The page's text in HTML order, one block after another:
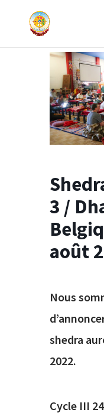
3 /
août
Nous
shedra
2022.
Cycle III